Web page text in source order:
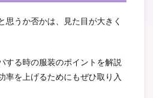
思うか否かは、見た目が大きく
する時の服装のポイントを解説
率を上げるためにもぜひ取り入